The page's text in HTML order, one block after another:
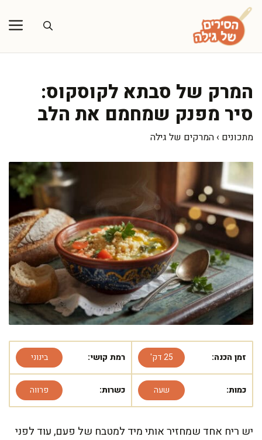
לדלג
לתוכן
המרק של סבתא לקוסקוס:
סיר מפנק שמחמם את הלב
מתכונים › המרקים של גילה
זמן הכנה: 25 דק' רמת קושי: בינוני
כמות: שעה כשרות: פרווה
יש ריח אחד שמחזיר אותי מיד למטבח של פעם, עוד לפני